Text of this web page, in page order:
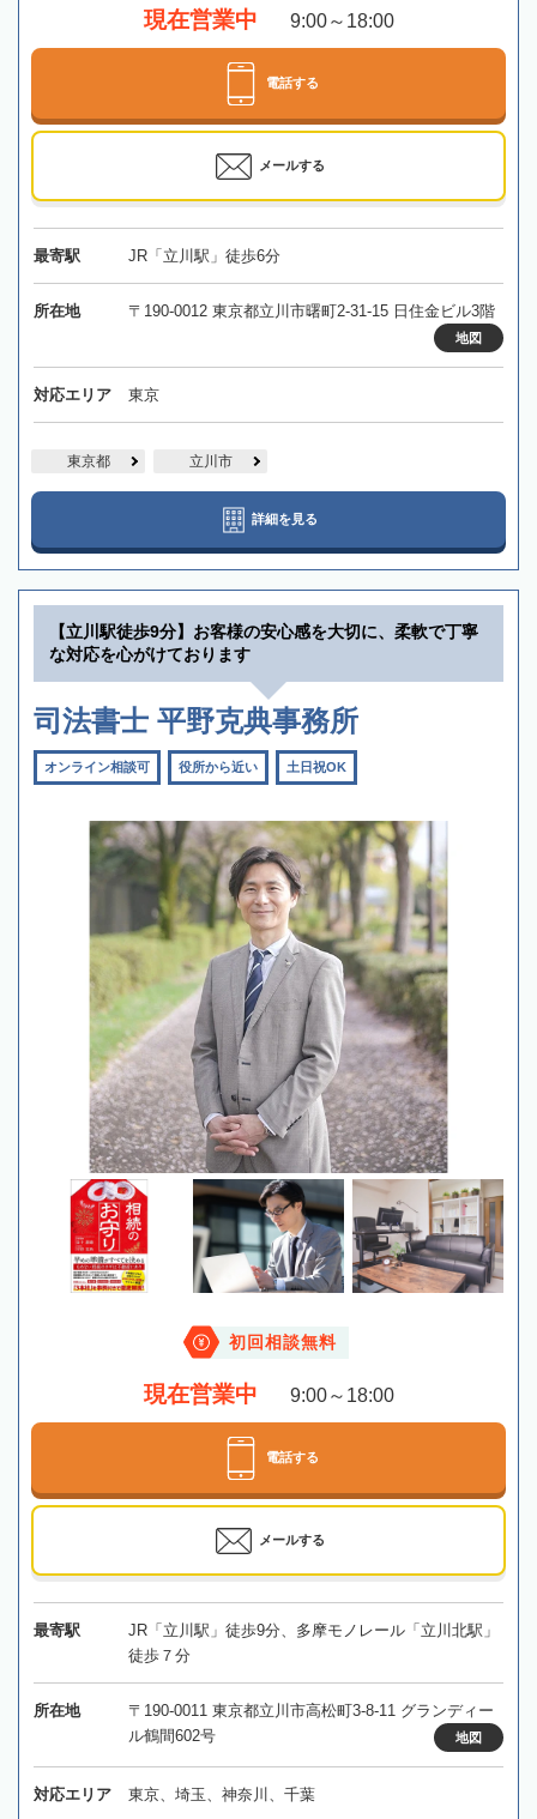
現在営業中 9:00～18:00
電話する
メールする
最寄駅 JR「立川駅」徒歩6分
所在地 〒190-0012 東京都立川市曙町2-31-15 日住金ビル3階
地図
対応エリア 東京
東京都 立川市
詳細を見る
【立川駅徒歩9分】お客様の安心感を大切に、柔軟で丁寧
な対応を心がけております
司法書士 平野克典事務所
オンライン相談可 役所から近い 土日祝OK
初回相談無料
現在営業中 9:00～18:00
電話する
メールする
最寄駅
JR「立川駅」徒歩9分、多摩モノレール「立川北駅」
徒歩７分
所在地
〒190-0011 東京都立川市高松町3-8-11 グランディー
ル鶴間602号
地図
対応エリア 東京、埼玉、神奈川、千葉